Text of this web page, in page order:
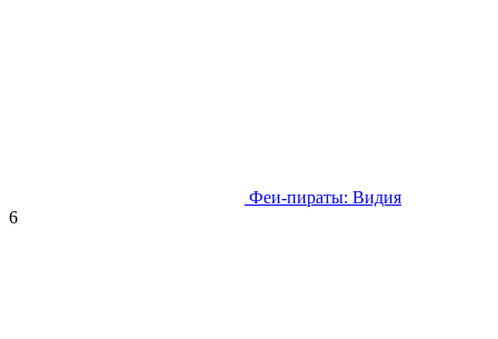
Феи-пираты: Видия
6